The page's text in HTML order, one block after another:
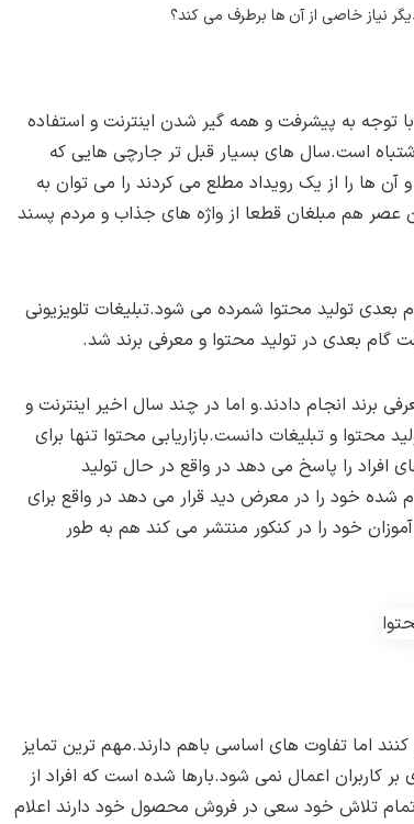
نیاز خاصی از آن ها برطرف می کند؟
توجه به پیشرفت و همه گیر شدن اینترنت و استفاده
است.سال های بسیار قبل تر جارچی هایی که
ها را از یک رویداد مطلع می کردند را می توان به
عصر هم مبلغان قطعا از واژه های جذاب و مردم پسند
تولید محتوا شمرده می شود.تبلیغات تلویزیونی
گام بعدی در تولید محتوا و معرفی برند شد.
برند انجام دادند.و اما در چند سال اخیر اینترنت و
محتوا و تبلیغات دانست.بازاریابی محتوا تنها برای
را پاسخ می دهد در واقع در حال تولید
خود را در معرض دید قرار می دهد در واقع برای
خود را در کنکور منتشر می کند هم به طور
اما تفاوت های اساسی باهم دارند.مهم ترین تمایز
کاربران اعمال نمی شود.بارها شده است که افراد از
تلاش خود سعی در فروش محصول خود دارند اعلام